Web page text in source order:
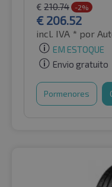
€ 210.74 -2%
€ 206.52
incl. IVA * por
EM ESTOQUE
Envio gratuito
Pormenores